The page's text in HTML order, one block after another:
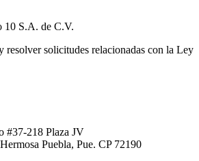
10 S.A. de C.V.
resolver solicitudes relacionadas con la Ley
#37-218 Plaza JV
Puebla, Pue. CP 72190